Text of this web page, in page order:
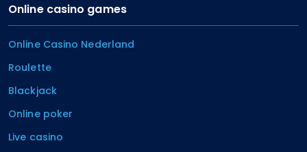
Online casino games
Online Casino Nederland
Roulette
Blackjack
Online poker
Live casino